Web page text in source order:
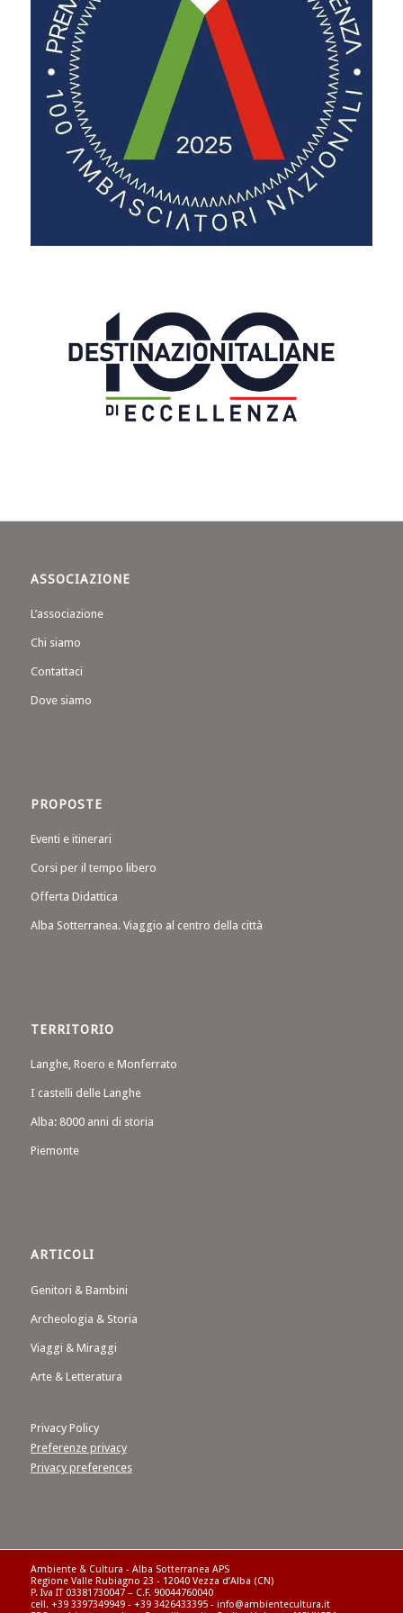
ASSOCIAZIONE
L’associazione
Chi siamo
Contattaci
Dove siamo
PROPOSTE
Eventi e itinerari
Corsi per il tempo libero
Offerta Didattica
Alba Sotterranea. Viaggio al centro della città
TERRITORIO
Langhe, Roero e Monferrato
I castelli delle Langhe
Alba: 8000 anni di storia
Piemonte
ARTICOLI
Genitori & Bambini
Archeologia & Storia
Viaggi & Miraggi
Arte & Letteratura
Privacy Policy
Preferenze privacy
Privacy preferences
Ambiente & Cultura - Alba Sotterranea APS
Regione Valle Rubiagno 23 - 12040 Vezza d’Alba (CN)
P. Iva IT 03381730047 – C.F. 90044760040
cell. +39 3397349949 - +39 3426433395 - info@ambientecultura.it